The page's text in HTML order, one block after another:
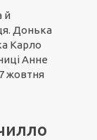
й
Донька
Карло
Анне
жовтня